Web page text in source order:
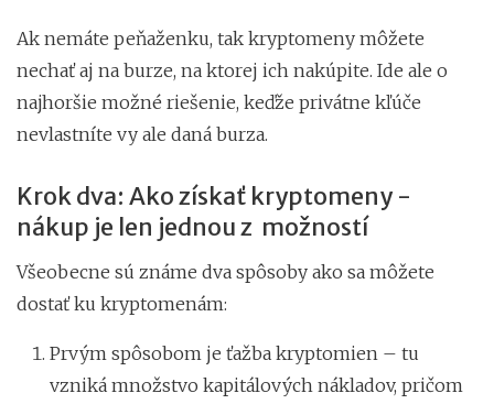
Ak nemáte peňaženku, tak kryptomeny môžete
nechať aj na burze, na ktorej ich nakúpite. Ide ale o
najhoršie možné riešenie, keďže privátne kľúče
nevlastníte vy ale daná burza.
Krok dva: Ako získať kryptomeny -
nákup je len jednou z možností
Všeobecne sú známe dva spôsoby ako sa môžete
dostať ku kryptomenám:
Prvým spôsobom je ťažba kryptomien – tu
vzniká množstvo kapitálových nákladov, pričom